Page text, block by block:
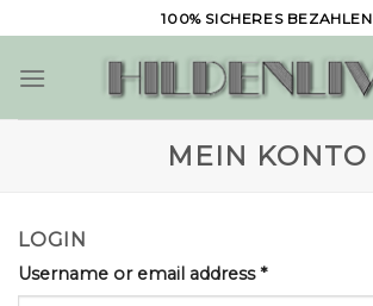
to
content
100% SICHERES BEZAHLEN
MEIN KONTO
LOGIN
Username or email address*